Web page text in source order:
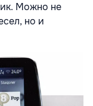
Можно не
но и